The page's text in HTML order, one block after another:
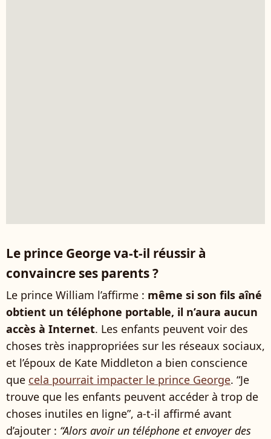
Le prince George va-t-il réussir à
convaincre ses parents ?
Le prince William l’affirme : même si son fils aîné
obtient un téléphone portable, il n’aura aucun
accès à Internet. Les enfants peuvent voir des
choses très inappropriées sur les réseaux sociaux,
et l’époux de Kate Middleton a bien conscience
que cela pourrait impacter le prince George. “Je
trouve que les enfants peuvent accéder à trop de
choses inutiles en ligne”, a-t-il affirmé avant
d’ajouter : “Alors avoir un téléphone et envoyer des